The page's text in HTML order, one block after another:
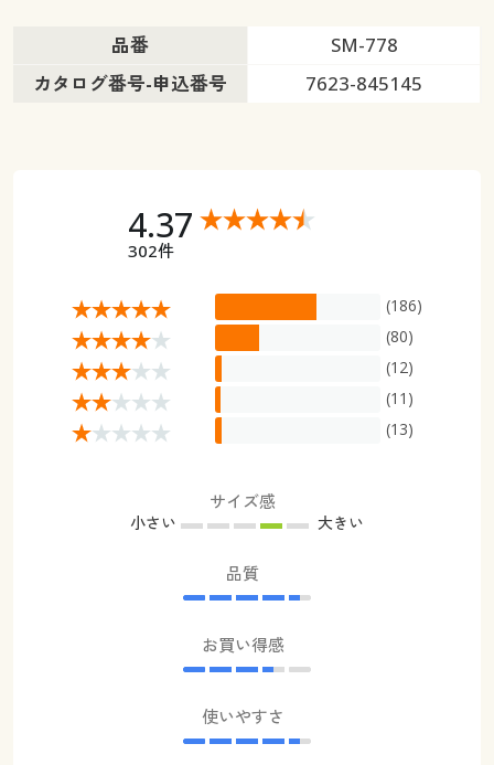
品番
SM-778
カタログ番号-申込番号
7623-845145
4.37
302件
(186)
(80)
(12)
(11)
(13)
サイズ感
小さい 大きい
品質
お買い得感
使いやすさ